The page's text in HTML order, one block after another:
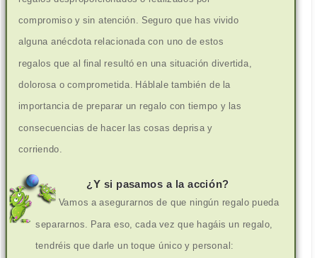
compromiso y sin atención. Seguro que has vivido
alguna anécdota relacionada con uno de estos
regalos que al final resultó en una situación divertida,
dolorosa o comprometida. Háblale también de la
importancia de preparar un regalo con tiempo y las
consecuencias de hacer las cosas deprisa y
corriendo.
¿Y si pasamos a la acción?
Vamos a asegurarnos de que ningún regalo pueda
separarnos. Para eso, cada vez que hagáis un regalo,
tendréis que darle un toque único y personal: